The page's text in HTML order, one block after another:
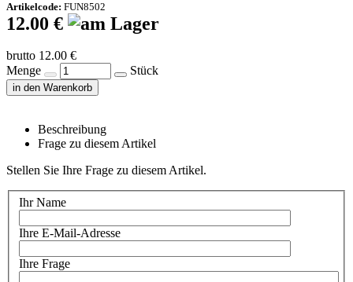
Artikelcode: FUN8502
12.00 €
brutto 12.00 €
Menge
Stück
in den Warenkorb
Beschreibung
Frage zu diesem Artikel
Stellen Sie Ihre Frage zu diesem Artikel.
Ihr Name
Ihre E-Mail-Adresse
Ihre Frage